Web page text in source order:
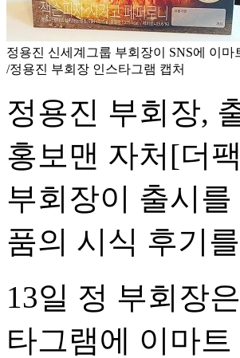
정용진 신세계그룹 부회장이 SNS에 이
/정용진 부회장 인스타그램 캡처
정용진 부회장,
홍보맨 자처[더
부회장이 출시
품의 시식 후기
13일 정 부회장
타그램에 이마